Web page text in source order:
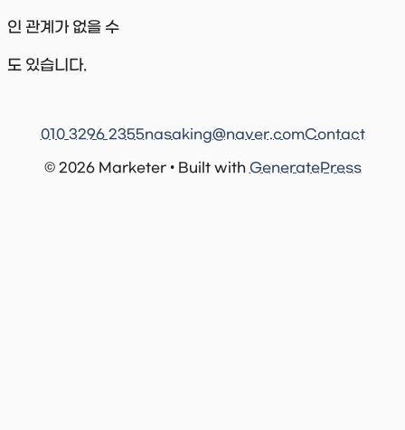
인 관계가 없을 수
도 있습니다.
© 2026 Marketer • Built with GeneratePress
010 3296 2355nasaking@naver.comContact